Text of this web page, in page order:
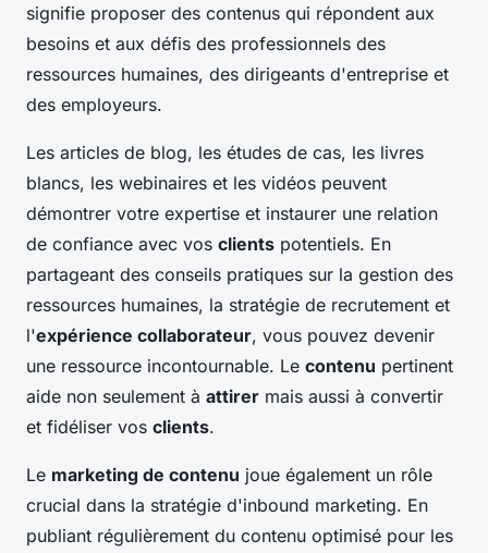
signifie proposer des contenus qui répondent aux
besoins et aux défis des professionnels des
ressources humaines, des dirigeants d'entreprise et
des employeurs.
Les articles de blog, les études de cas, les livres
blancs, les webinaires et les vidéos peuvent
démontrer votre expertise et instaurer une relation
de confiance avec vos clients potentiels. En
partageant des conseils pratiques sur la gestion des
ressources humaines, la stratégie de recrutement et
l'expérience collaborateur, vous pouvez devenir
une ressource incontournable. Le contenu pertinent
aide non seulement à attirer mais aussi à convertir
et fidéliser vos clients.
Le marketing de contenu joue également un rôle
crucial dans la stratégie d'inbound marketing. En
publiant régulièrement du contenu optimisé pour les